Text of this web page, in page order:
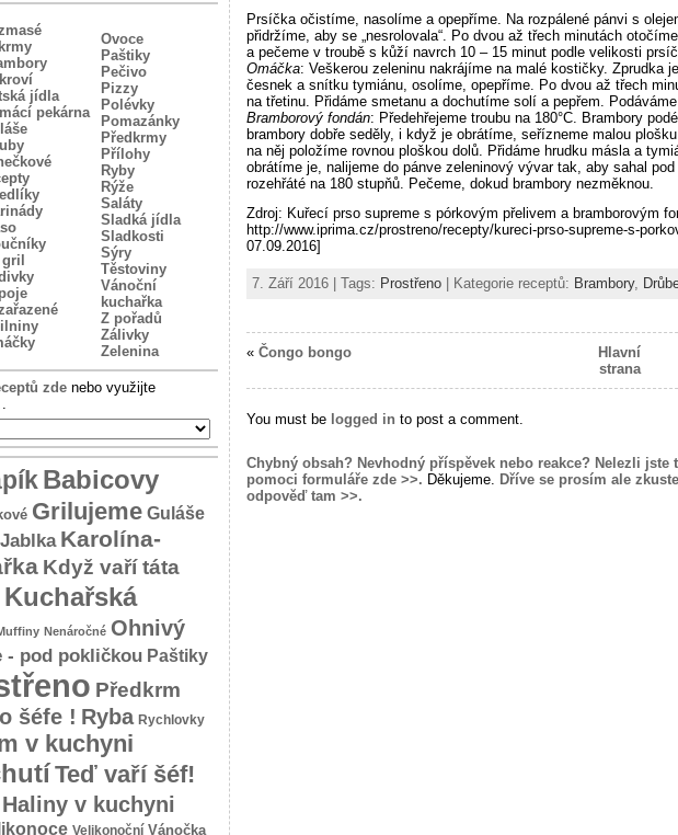
jídla
pekárna
Ovoce
Paštiky
Pečivo
Pizzy
Polévky
Pomazánky
Předkrmy
Přílohy
Ryby
Rýže
Saláty
Sladká jídla
Sladkosti
Sýry
Těstoviny
Vánoční
kuchařka
Z pořadů
Zálivky
Zelenina
zde nebo využijte
Babicovy
Grilujeme Guláše
Jablka Karolína-
Když vaří táta
Kuchařská
Nenáročné Ohnivý
- pod pokličkou Paštiky
Předkrm
šéfe ! Ryba Rychlovky
v kuchyni
Teď vaří šéf!
Haliny v kuchyni
Velikonoční Vánočka
Prsíčka očistíme, nasolíme a opepříme. Na rozpálené pánvi s
přidržíme, aby se „nesrolovala“. Po dvou až třech minutách
a pečeme v troubě s kůží navrch 10 – 15 minut podle velikosti
Omáčka: Veškerou zeleninu nakrájíme na malé kostičky. Zprudka
česnek a snítku tymiánu, osolíme, opepříme. Po dvou až třech
na třetinu. Přidáme smetanu a dochutíme solí a pepřem. Podáváme
Bramborový fondán: Předehřejeme troubu na 180°C. Brambory
brambory dobře seděly, i když je obrátíme, seřízneme malou
na něj položíme rovnou ploškou dolů. Přidáme hrudku másla a
obrátíme je, nalijeme do pánve zeleninový vývar tak, aby sahal
rozehřáté na 180 stupňů. Pečeme, dokud brambory nezměknou.
Zdroj: Kuřecí prso supreme s pórkovým přelivem a bramborovým
http://www.iprima.cz/prostreno/recepty/kureci-prso-supreme-s-
07.09.2016]
7. Září 2016 | Tags: Prostřeno | Kategorie receptů: Brambory,
« Čongo bongo
Hlavní
strana
You must be logged in to post a comment.
Chybný obsah? Nevhodný příspěvek nebo reakce? Nelezli
pomoci formuláře zde >>. Děkujeme. Dříve se prosím ale
odpověď tam >>.